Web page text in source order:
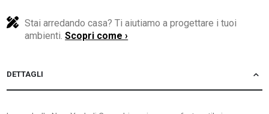
Stai arredando casa? Ti aiutiamo a progettare i tuoi
ambienti.Scopri come ›
DETTAGLI